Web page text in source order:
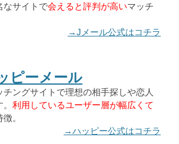
なサイトで会えると評判が高いマッチ
→Jメール公式はコチラ
ピーメール
チングサイトで理想の相手探しや恋人
利用しているユーザー層が幅広くて
。
→ハッピー公式はコチラ